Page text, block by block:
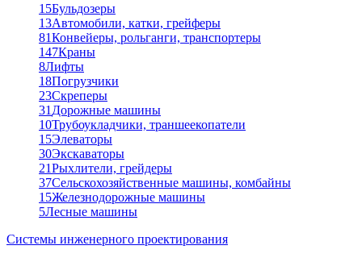
15Бульдозеры
13Автомобили, катки, грейферы
81Конвейеры, рольганги, транспортеры
147Краны
8Лифты
18Погрузчики
23Скреперы
31 Дорожные машины
10Трубоукладчики, траншеекопатели
15Элеваторы
30Экскаваторы
21Рыхлители, грейдеры
37Сельскохозяйственные машины, комбайны
15Железнодорожные машины
5Лесные машины
Системы инженерного проектирования